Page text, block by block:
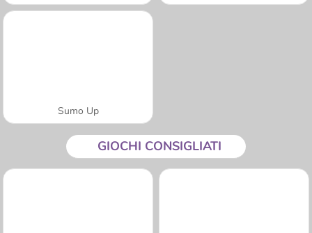
Sumo Up
GIOCHI CONSIGLIATI